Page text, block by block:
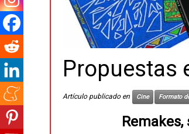
Propuestas
Artículo publicado en Cine Formato